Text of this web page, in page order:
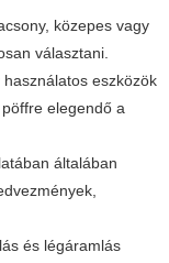
közepes vagy
választani.
eszközök
elegendő a
általában
és légáramlás